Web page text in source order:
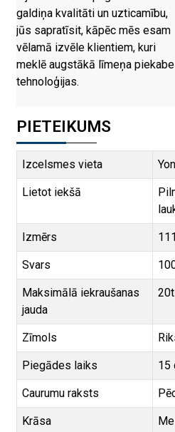
galdiņa kvalitāti un uzticamību,
jūs sapratīsit, kāpēc mēs esam
vēlamā izvēle klientiem, kuri
meklē augstākā līmeņa
tehnoloģijas.
PIETEIKUMS
Izcelsmes vieta
Lietot iekšā
Izmērs
Svars
Maksimālā iekraušanas
jauda
20t
Zīmols
Piegādes laiks 15
Caurumu raksts
Krāsa